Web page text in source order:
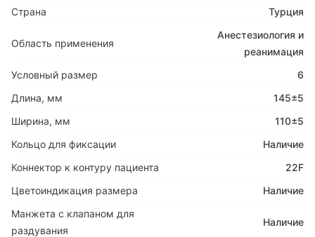
Страна
Турция
Область применения
Анестезиология и
реанимация
Условный размер
6
Длина, мм
145±5
Ширина, мм
110±5
Кольцо для фиксации
Наличие
Коннектор к контуру пациента
22F
Цветоиндикация размера
Наличие
Манжета с клапаном для
раздувания
Наличие